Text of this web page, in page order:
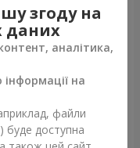
згоду на
даних
аналітика,
на
файли
буде доступна